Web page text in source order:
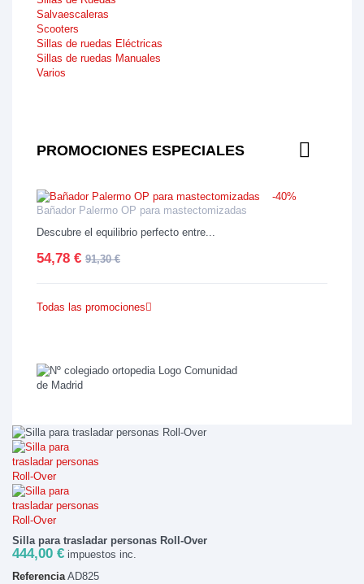
Salvaescaleras
Scooters
Sillas de ruedas Eléctricas
Sillas de ruedas Manuales
Varios
PROMOCIONES ESPECIALES
-40%
Bañador Palermo OP para mastectomizadas
Descubre el equilibrio perfecto entre...
54,78 € 91,30 €
Todas las promociones
Silla para trasladar personas Roll-Over
444,00 € impuestos inc.
Referencia AD825